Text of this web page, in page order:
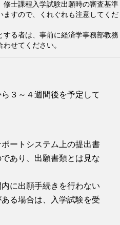
修士課程入学試験出願時の審査基準
ますので、くれぐれも注意してくだ
する者は、事前に経済学事務部教務
せてください。
３～４週間後を予定して
ートシステム上の提出書
あり、出願書類とは見な
に出願手続きを行わない
る場合は、入学試験を受